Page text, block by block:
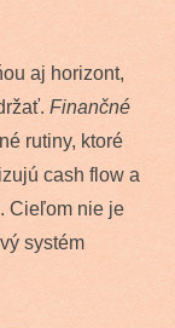
aj horizont,
Finančné
rutiny, ktoré
cash flow a
Cieľom nie je
systém